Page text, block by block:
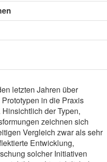
letzten Jahren über
in die Praxis
der Typen,
zeichnen sich
Vergleich zwar als sehr
Entwicklung,
solcher Initiativen